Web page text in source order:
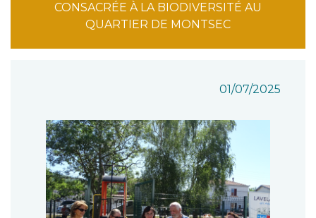
CONSACRÉE À LA BIODIVERSITÉ AU
QUARTIER DE MONTSEC
01/07/2025